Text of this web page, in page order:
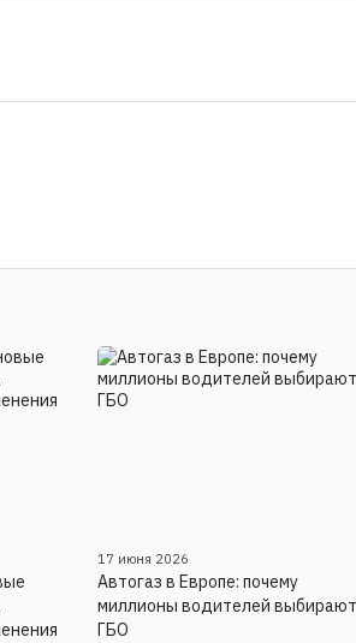
17 июня 2026
Автогаз в Европе: почему
миллионы водителей выбирают
ГБО